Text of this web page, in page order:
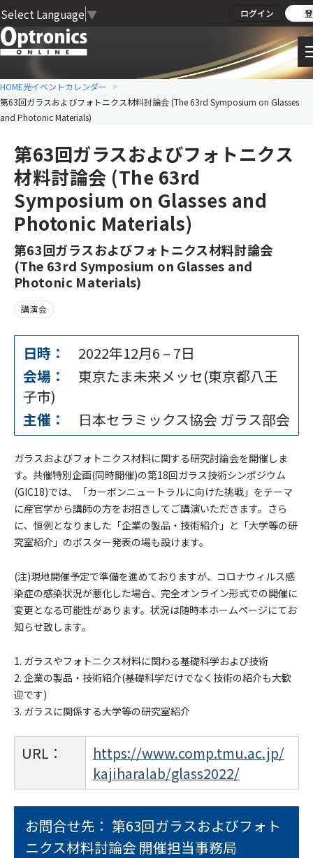
Select Language ▼ ログイン
HOME光イベントカレンダー
第63回ガラスおよびフォトニクス材料討論会 (The 63rd Symposium on Glasses
and Photonic Materials)
第63回ガラスおよびフォトニクス
材料討論会 (The 63rd
Symposium on Glasses and
Photonic Materials)
第63回ガラスおよびフォトニクス材料討論会
(The 63rd Symposium on Glasses and
Photonic Materials)
講演会
日時： 2022年12月6 – 7日
会場：
東京たま未来メッセ(東京都八王
子市)
主催：
日本セラミックス協会 ガラス部会
ガラスおよびフォトニクス材料に関する研究討論会を開催しま
す。共催特別企画(同時開催)の第18回ガラス技術シンポジウム
(GIC18)では、「カーボンニュートラルに向けた挑戦」をテーマ
に産官学から講師の方をお招きしてご講演いただきます。さら
に、恒例となりました「企業の製品・技術紹介」と「大学等の研
究室紹介」のポスター発表の場も設けます。
(注)現地開催予定で準備を進めておりますが、コロナウィルス感
染症の感染状況が悪化した場合、完全オンライン形式での開催に
変更となる可能性があります。状況は随時本ホームページにてお
知らせ致します。
1. ガラスやフォトニクス材料に関わる基礎科学および技術
2. 企業の製品・技術紹介(基礎科学だけでなく技術の紹介も大歓
迎です)
3. ガラスに関係する大学等の研究室紹介
URL：
https://www.comp.tmu.ac.jp/
kajiharalab/glass2022/
お問合せ先： 第63回ガラスおよびフォト
ニクス材料討論会 開催担当事務局